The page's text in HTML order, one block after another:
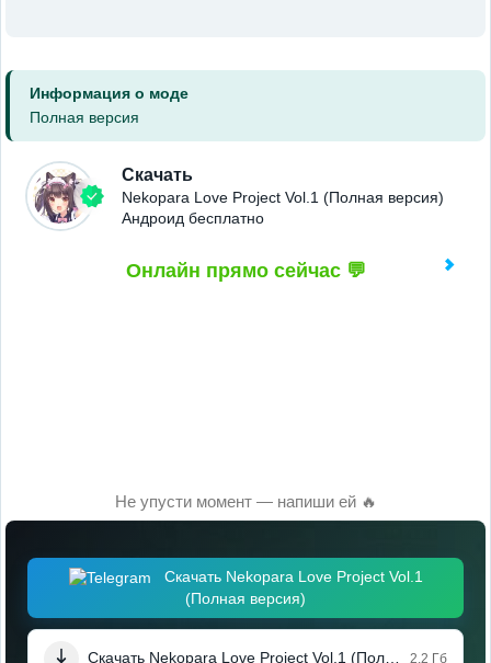
Информация о моде
Полная версия
Скачать
Nekopara Love Project Vol.1 (Полная версия)
Андроид бесплатно
Онлайн прямо сейчас 💬
Не упусти момент — напиши ей 🔥
Скачать Nekopara Love Project Vol.1
(Полная версия)
Скачать Nekopara Love Project Vol.1 (Полная версия) 2.2 Гб